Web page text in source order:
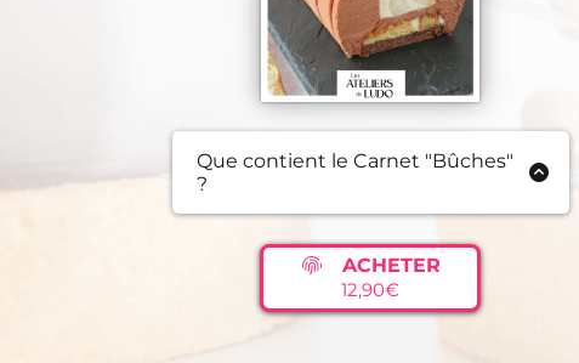
Que contient le Carnet "Bûches"
?
Bûche Framboise Yuzu
Bûche Roulée Forêt Noire
Bûche Mangue
Bûche Choco Noisette
ACHETER
12,90€